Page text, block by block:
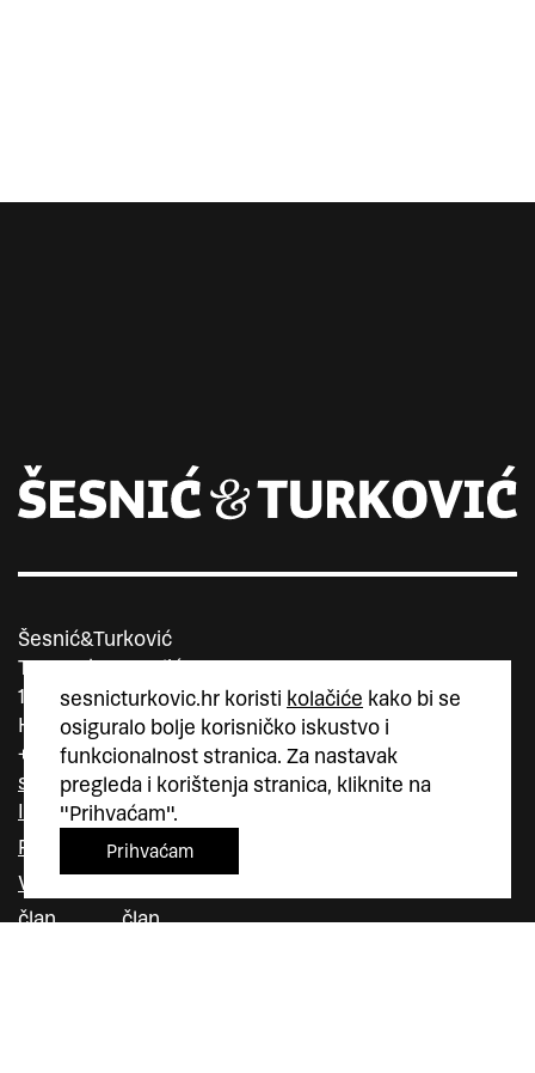
sesnicturkovic.hr koristi kolačiće kako bi se
osiguralo bolje korisničko iskustvo i
funkcionalnost stranica. Za nastavak
pregleda i korištenja stranica, kliknite na
"Prihvaćam".
Prihvaćam
Šesnić&Turković
Trg Marka Marulića 4
10000 Zagreb
Hrvatska
+385 (0)1 5587 880
sesnic.turkovic@gmail.com
Instagram
Facebook
Vimeo
član
član